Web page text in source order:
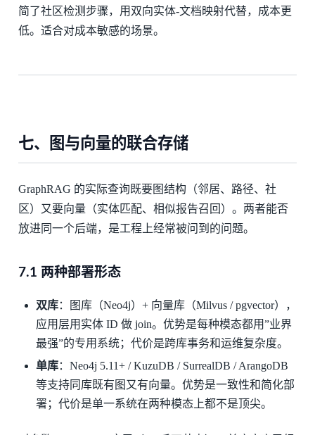
简了社区检测步骤，用双向实体-文档映射代替，成本更
低。适合对成本敏感的场景。
七、图与向量的联合存储
GraphRAG 的实际查询既要图结构（邻居、路径、社
区）又要向量（实体匹配、相似报告召回）。两者能否
放进同一个后端，是工程上经常被问到的问题。
7.1 两种部署形态
双库：图库（Neo4j）+ 向量库（Milvus / pgvector），
应用层用实体 ID 做 join。优势是每种模态都用”业界
最强”的专用系统；代价是跨库事务和运维复杂度。
单库：Neo4j 5.11+ / KuzuDB / SurrealDB / ArangoDB
等支持同库既有图又有向量。优势是一致性和简化部
署；代价是单一系统在两种模态上都不是顶尖。